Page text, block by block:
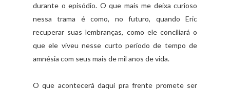
durante o episódio. O que mais me deixa curioso
nessa trama é como, no futuro, quando Eric
recuperar suas lembranças, como ele conciliará o
que ele viveu nesse curto período de tempo de
amnésia com seus mais de mil anos de vida.
O que acontecerá daqui pra frente promete ser